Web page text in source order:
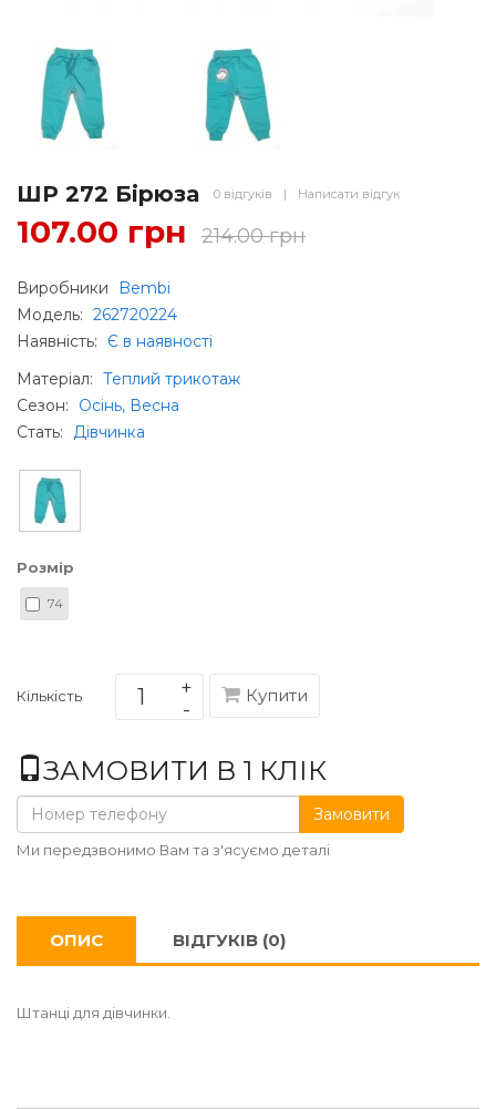
ШР 272 Бірюза 0 відгуків | Написати відгук
107.00 грн 214.00 грн
Виробники
Bembi
Модель: 262720224
Наявність:
Є в наявності
Матеріал: Теплий трикотаж
Сезон:
Осінь, Весна
Стать: Дівчинка
Розмір
74
Кількість Купити
ЗАМОВИТИ В 1 КЛІК
Замовити
Ми передзвонимо Вам та з'ясуємо деталі
ОПИС ВІДГУКІВ (0)
Штанці для дівчинки.